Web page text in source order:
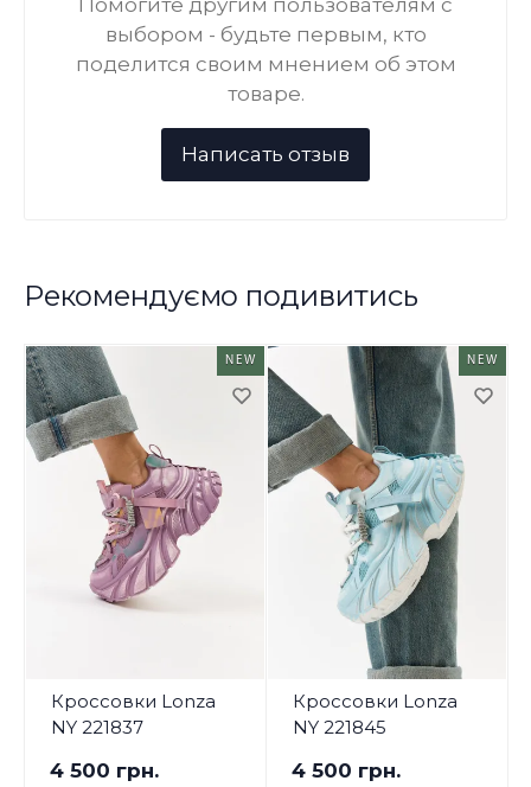
выбором - будьте первым, кто
поделится своим мнением об этом
товаре.
Рекомендуємо подивитись
NEW
Кроссовки Lonza
NY 221837
4 500 грн.
NEW
Кроссовки Lonza
NY 221845
4 500 грн.